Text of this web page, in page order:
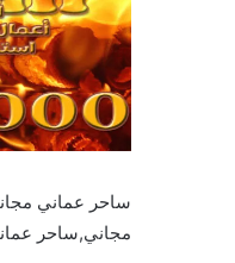
ساحر عماني
مجاني,ساحر